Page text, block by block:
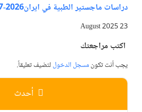
دراسات ماجستير الطبية في ايران2026-2027
23 August 2025
اكتب مراجعتك
يجب أنت تكونمسجل الدخوللتضيف تعليقاً.
أحدث